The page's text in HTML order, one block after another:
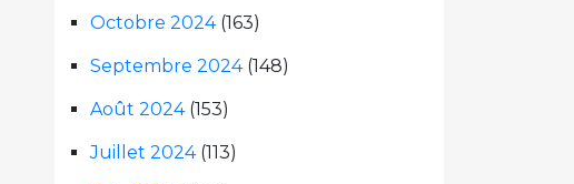
Octobre 2024(163)
Septembre 2024(148)
Août 2024(153)
Juillet 2024(113)